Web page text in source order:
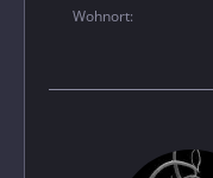
Wohnort